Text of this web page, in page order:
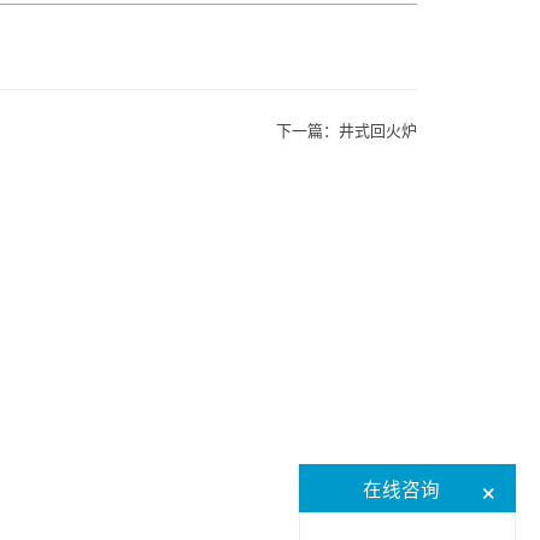
下一篇： 井式回火炉
×
在线咨询